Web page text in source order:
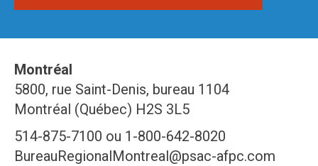
Montréal
5800, rue Saint-Denis, bureau 1104
Montréal (Québec) H2S 3L5
514-875-7100 ou 1-800-642-8020
BureauRegionalMontreal@psac-afpc.com